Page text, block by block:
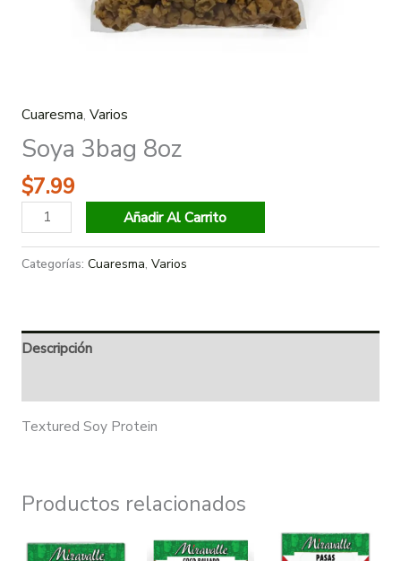
Cuaresma, Varios
Soya 3bag 8oz
$7.99
Añadir Al Carrito
Categorías: Cuaresma, Varios
Descripción
Textured Soy Protein
Productos relacionados